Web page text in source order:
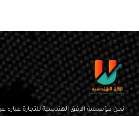
نحن مؤسسة الافق الهندسية للتجارة عباره